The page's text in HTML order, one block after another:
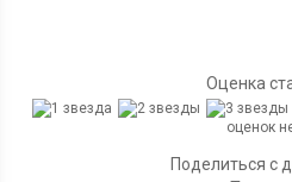
Оценка
оценок
Поделиться с